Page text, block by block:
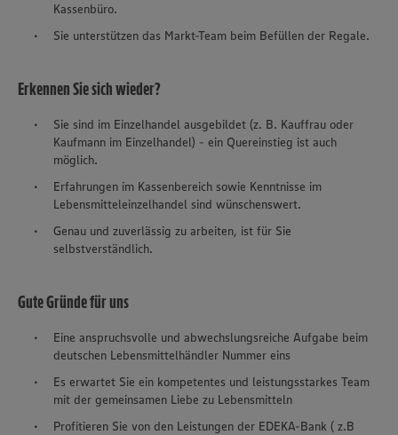
Kassenbüro.
Sie unterstützen das Markt-Team beim Befüllen der Regale.
Erkennen Sie sich wieder?
Sie sind im Einzelhandel ausgebildet (z. B. Kauffrau oder
Kaufmann im Einzelhandel) - ein Quereinstieg ist auch
möglich.
Erfahrungen im Kassenbereich sowie Kenntnisse im
Lebensmitteleinzelhandel sind wünschenswert.
Genau und zuverlässig zu arbeiten, ist für Sie
selbstverständlich.
Gute Gründe für uns
Eine anspruchsvolle und abwechslungsreiche Aufgabe beim
deutschen Lebensmittelhändler Nummer eins
Es erwartet Sie ein kompetentes und leistungsstarkes Team
mit der gemeinsamen Liebe zu Lebensmitteln
Profitieren Sie von den Leistungen der EDEKA-Bank ( z.B